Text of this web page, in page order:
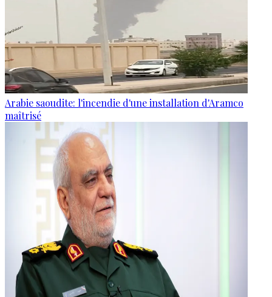
Arabie saoudite: l'incendie d'une installation d'Aramco
maîtrisé